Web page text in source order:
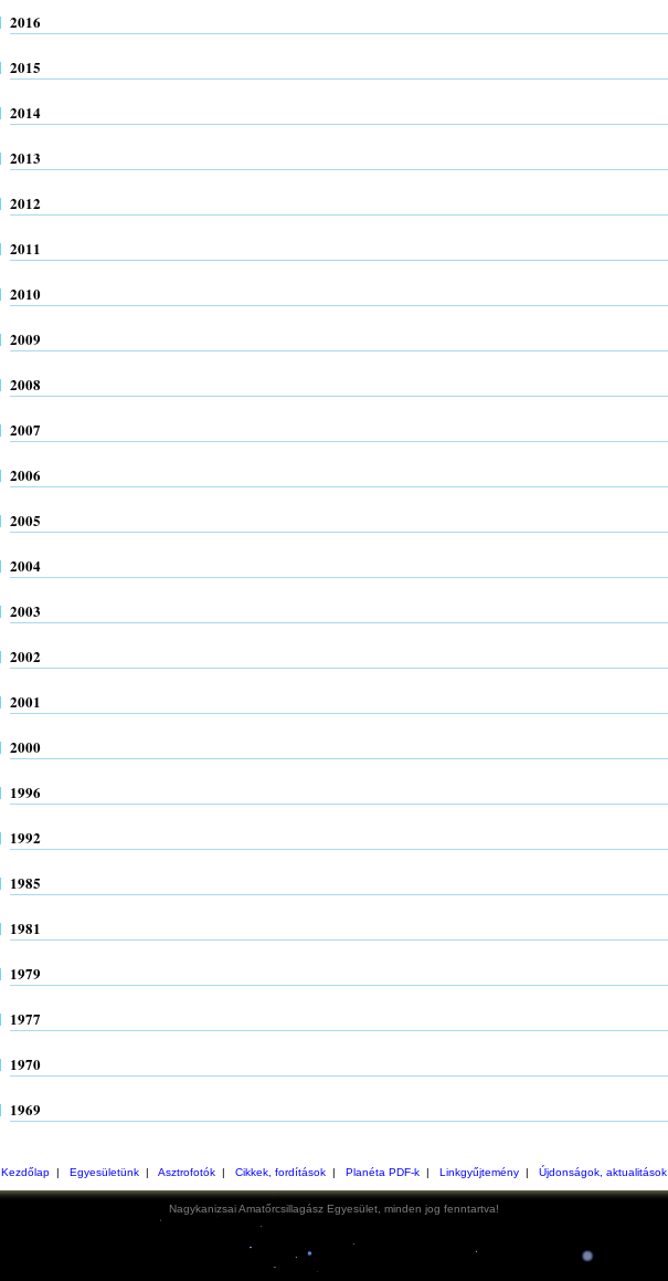
2016
2015
2014
2013
2012
2011
2010
2009
2008
2007
2006
2005
2004
2003
2002
2001
2000
1996
1992
1985
1981
1979
1977
1970
1969
Kezdőlap| Egyesületünk| Asztrofotók| Cikkek, fordítások| Planéta PDF-k| Linkgyűjtemény| Újdonságok, aktualitások
Nagykanizsai Amatőrcsillagász Egyesület, minden jog fenntartva!